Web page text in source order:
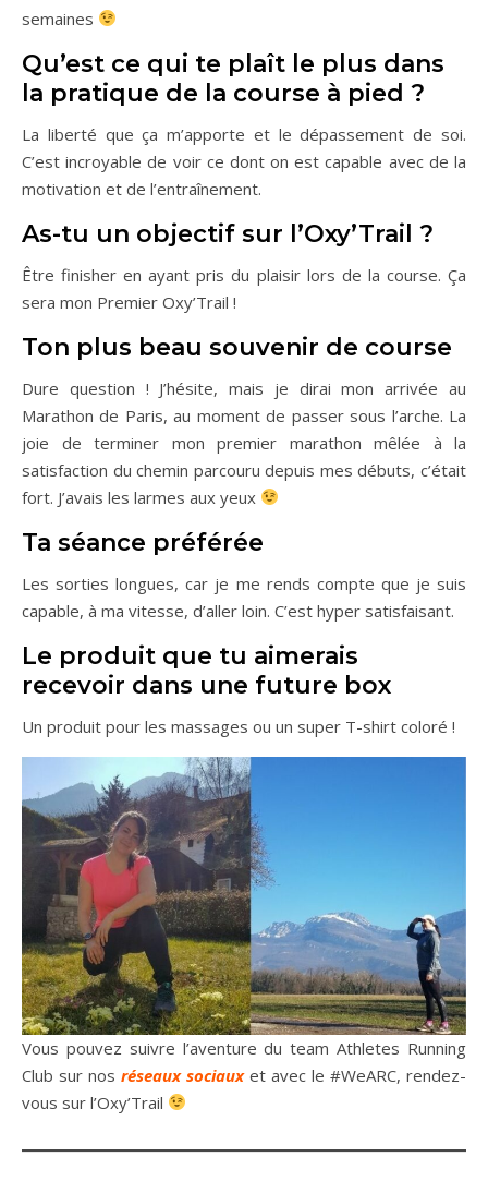
semaines
Qu’est ce qui te plaît le plus dans
la pratique de la course à pied ?
La liberté que ça m’apporte et le dépassement de soi.
C’est incroyable de voir ce dont on est capable avec de la
motivation et de l’entraînement.
As-tu un objectif sur l’Oxy’Trail ?
Être finisher en ayant pris du plaisir lors de la course. Ça
sera mon Premier Oxy’Trail !
Ton plus beau souvenir de course
Dure question ! J’hésite, mais je dirai mon arrivée au
Marathon de Paris, au moment de passer sous l’arche. La
joie de terminer mon premier marathon mêlée à la
satisfaction du chemin parcouru depuis mes débuts, c’était
fort. J’avais les larmes aux yeux
Ta séance préférée
Les sorties longues, car je me rends compte que je suis
capable, à ma vitesse, d’aller loin. C’est hyper satisfaisant.
Le produit que tu aimerais
recevoir dans une future box
Un produit pour les massages ou un super T-shirt coloré !
Vous pouvez suivre l’aventure du team Athletes Running
Club sur nos réseaux sociauxet avec le #WeARC, rendez-
vous sur l’Oxy’Trail